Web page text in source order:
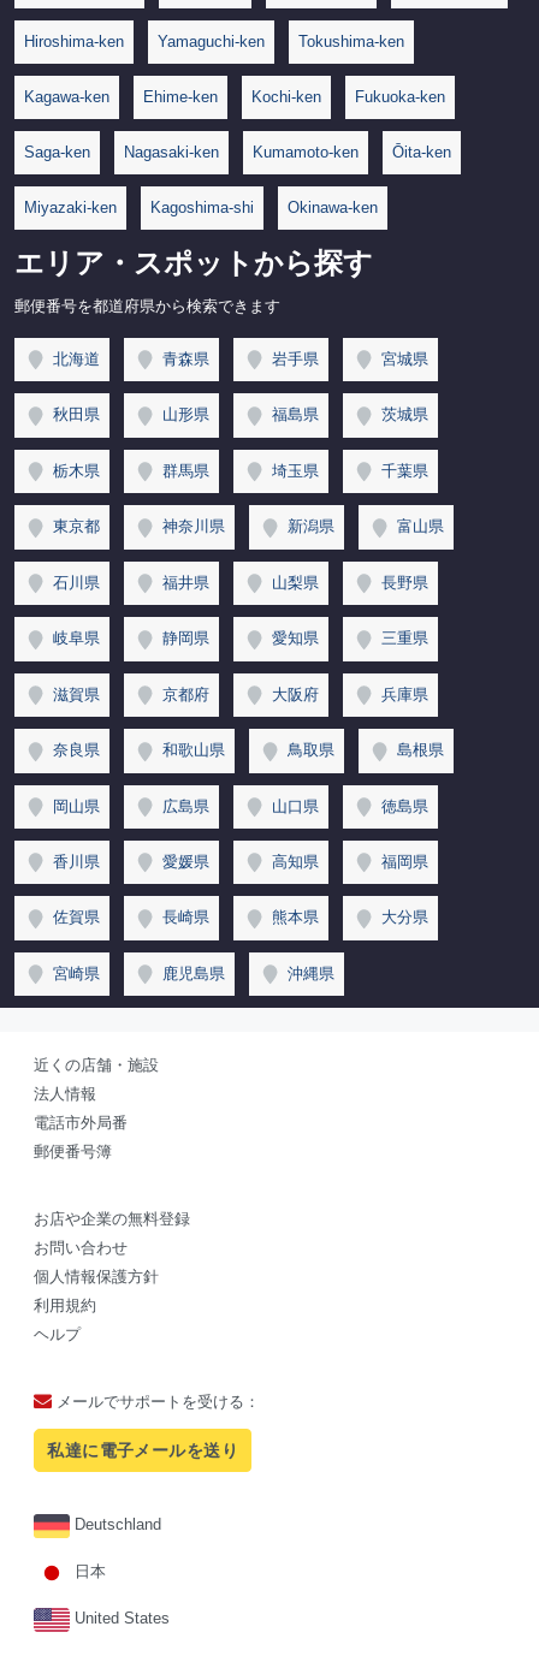
Hiroshima-ken Yamaguchi-ken Tokushima-ken
Kagawa-ken Ehime-ken Kochi-ken Fukuoka-ken
Saga-ken Nagasaki-ken Kumamoto-ken Ōita-ken
Miyazaki-ken Kagoshima-shi Okinawa-ken
エリア・スポットから探す
郵便番号を都道府県から検索できます
北海道 青森県 岩手県 宮城県
秋田県 山形県 福島県 茨城県
栃木県 群馬県 埼玉県 千葉県
東京都 神奈川県 新潟県 富山県
石川県 福井県 山梨県 長野県
岐阜県 静岡県 愛知県 三重県
滋賀県 京都府 大阪府 兵庫県
奈良県 和歌山県 鳥取県 島根県
岡山県 広島県 山口県 徳島県
香川県 愛媛県 高知県 福岡県
佐賀県 長崎県 熊本県 大分県
宮崎県 鹿児島県 沖縄県
近くの店舗・施設
法人情報
電話市外局番
郵便番号簿
お店や企業の無料登録
お問い合わせ
個人情報保護方針
利用規約
ヘルプ
メールでサポートを受ける：
私達に電子メールを送り
Deutschland
日本
United States